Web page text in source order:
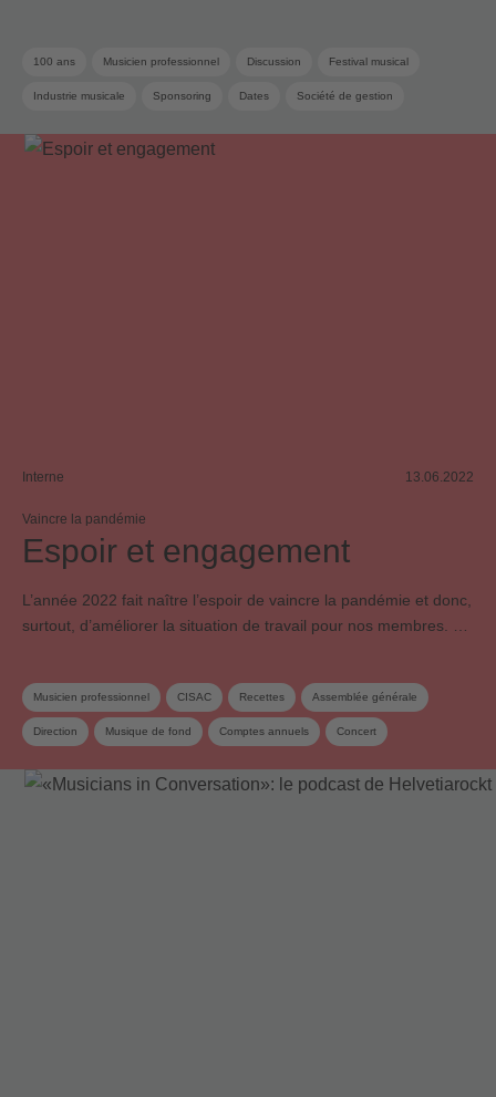
100 ans Musicien professionnel Discussion Festival musical
Industrie musicale Sponsoring Dates Société de gestion
Interne 13.06.2022
Vaincre la pandémie
Espoir et engagement
L’année 2022 fait naître l’espoir de vaincre la pandémie et donc,
surtout, d’améliorer la situation de travail pour nos membres. …
Musicien professionnel CISAC Recettes Assemblée générale
Direction Musique de fond Comptes annuels Concert